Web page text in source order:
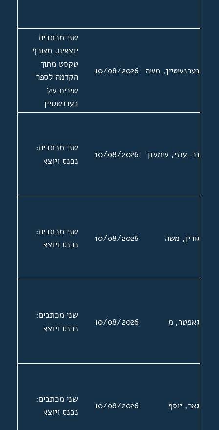
בערנשטיין, משה 10/08/2026
שני מכתבים
יוצאים. מצורף
טקסט מתוך
הקדמה לספר
שירים של
בערנשטיין
בר-עוזי, שמשון 10/08/2026
שני מכתבים:
נכנס ויוצא
גורין, משה 10/08/2026
שני מכתבים:
נכנס ויוצא
גאפטר, מ 10/08/2026
שני מכתבים:
נכנס ויוצא
גאר, יוסף 10/08/2026
שני מכתבים:
נכנס ויוצא